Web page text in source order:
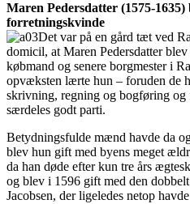
Maren Pedersdatter (1575-
forretningskvinde
Det var på en gård tæt ved
domicil, at Maren Pedersdatter
købmand og senere borgmester i
opvæksten lærte hun – foruden de
skrivning, regning og bogføring og
særdeles godt parti.
Betydningsfulde mænd havde da
blev hun gift med byens meget
da han døde efter kun tre års
og blev i 1596 gift med den
Jacobsen, der ligeledes netop